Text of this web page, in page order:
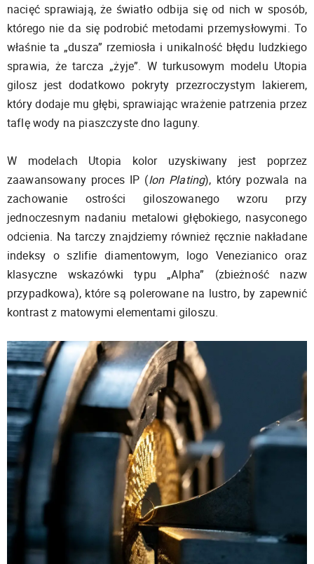
nacięć sprawiają, że światło odbija się od nich w sposób,
którego nie da się podrobić metodami przemysłowymi. To
właśnie ta „dusza” rzemiosła i unikalność błędu ludzkiego
sprawia, że tarcza „żyje”. W turkusowym modelu Utopia
gilosz jest dodatkowo pokryty przezroczystym lakierem,
który dodaje mu głębi, sprawiając wrażenie patrzenia przez
taflę wody na piaszczyste dno laguny.
W modelach Utopia kolor uzyskiwany jest poprzez
zaawansowany proces IP (Ion Plating), który pozwala na
zachowanie ostrości giloszowanego wzoru przy
jednoczesnym nadaniu metalowi głębokiego, nasyconego
odcienia. Na tarczy znajdziemy również ręcznie nakładane
indeksy o szlifie diamentowym, logo Venezianico oraz
klasyczne wskazówki typu „Alpha” (zbieżność nazw
przypadkowa), które są polerowane na lustro, by zapewnić
kontrast z matowymi elementami giloszu.